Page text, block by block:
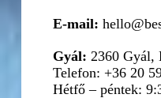
E-mail:
Gyál: 2360 Gyál,
Telefon: +36 20
Hétfő – péntek: